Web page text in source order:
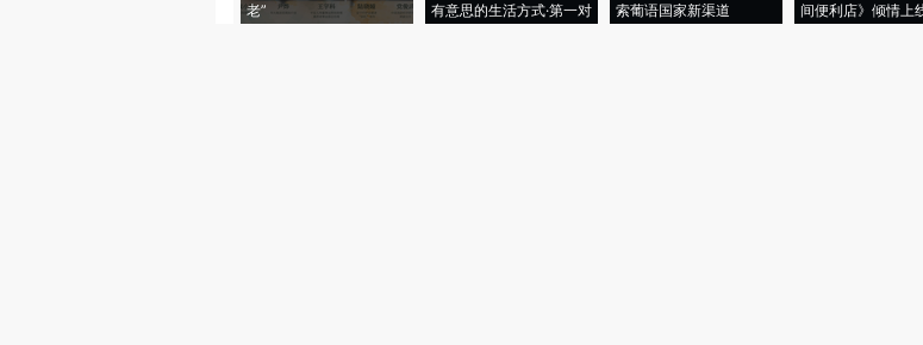
老”
有意思的生活方式·第一对
索葡语国家新渠道
间便利店》倾情上